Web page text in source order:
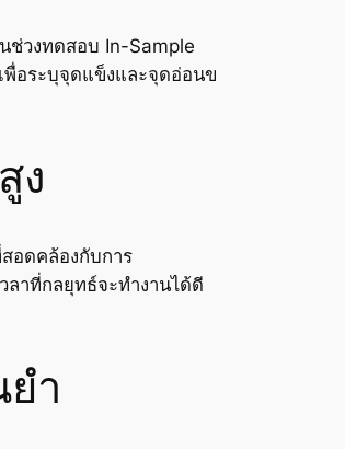
ช่วงทดสอบ In-Sample
พื่อระบุจุดแข็งและจุดอ่อนข
ง
อดคล้องกับการ
ลาที่กลยุทธ์จะทำงานได้ดี
ำ